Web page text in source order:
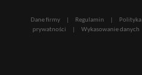
Dane firmy Regulamin
Polityka
prywatności
Wykasowanie danych